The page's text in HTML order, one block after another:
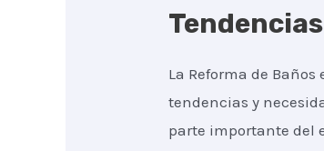
La Reforma de
tendencias y
parte importante del